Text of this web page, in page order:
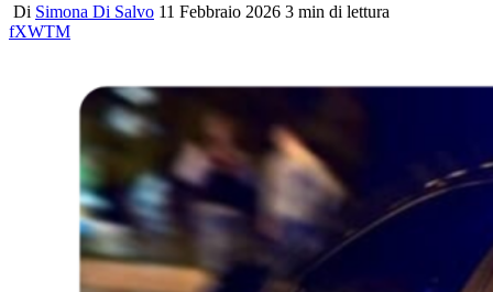
Di Simona Di Salvo 11 Febbraio 2026 3 min di lettura
fXWTM